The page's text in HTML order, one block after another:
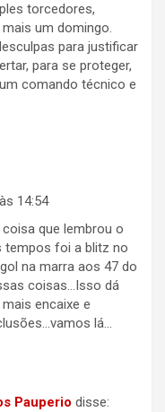
torcedores,
um domingo.
para justificar
para se proteger,
comando técnico e
14:54
que lembrou o
tempos foi a blitz no
na marra aos 47 do
coisas…Isso dá
encaixe e
lá…
Pauperio disse: